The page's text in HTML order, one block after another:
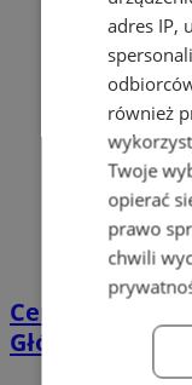
Centrum
Głównym w
adres IP,
również
Twoje
opierać
prawo
chwili